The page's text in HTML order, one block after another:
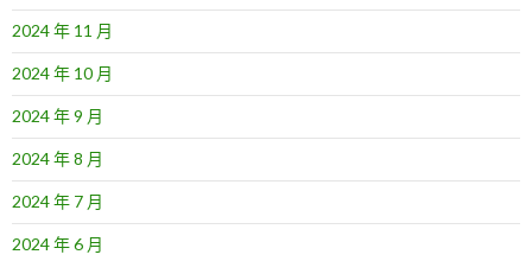
2024 年 11 月
2024 年 10 月
2024 年 9 月
2024 年 8 月
2024 年 7 月
2024 年 6 月